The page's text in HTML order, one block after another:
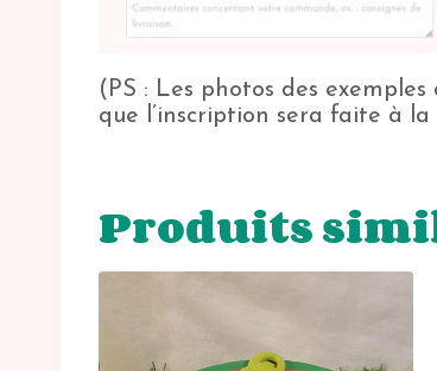
(PS : Les photos des
que l’inscription sera faite à la
Produits